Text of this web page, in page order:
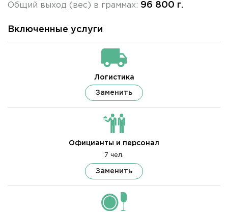
Общий выход (вес) в граммах: 96 800 г.
Включенные услуги
Логистика
Заменить
Официанты и персонал
7 чел.
Заменить